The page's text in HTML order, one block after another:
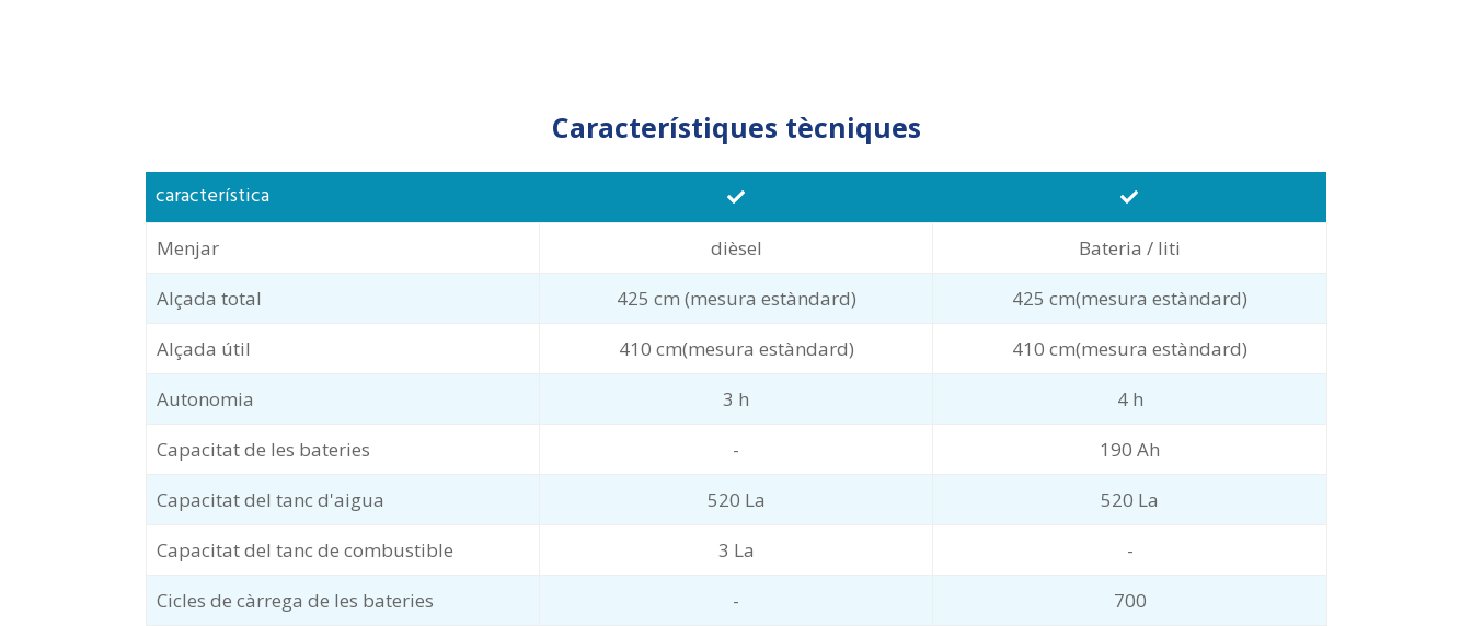
Característiques tècniques
característica
Menjar dièsel
Bateria / liti
Alçada total
425 cm (mesura estàndard)
425 cm(mesura estàndard)
Alçada útil
410 cm(mesura estàndard)
410 cm(mesura estàndard)
Autonomia
3 h
4 h
Capacitat de les bateries
-
190 Ah
Capacitat del tanc d'aigua
520 La
520 La
Capacitat del tanc de combustible
3 La
-
Cicles de càrrega de les bateries
- 700